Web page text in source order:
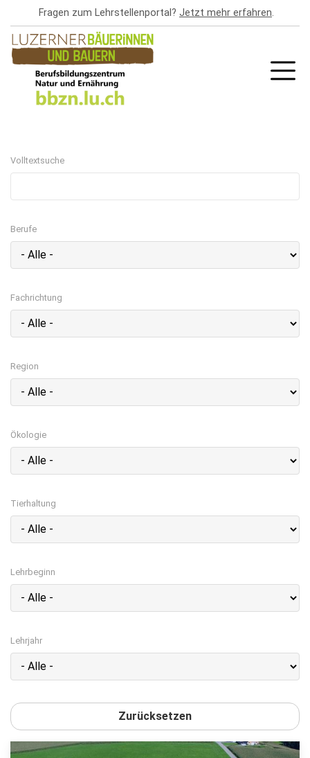
zum
Inhalt
Fragen zum Lehrstellenportal? Jetzt mehr erfahren.
Volltextsuche
Berufe
Fachrichtung
Region
Ökologie
Tierhaltung
Lehrbeginn
Lehrjahr